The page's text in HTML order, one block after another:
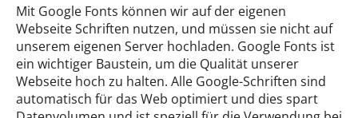
Mit Google Fonts können wir auf der eigenen
Webseite Schriften nutzen, und müssen sie nicht auf
unserem eigenen Server hochladen. Google Fonts ist
ein wichtiger Baustein, um die Qualität unserer
Webseite hoch zu halten. Alle Google-Schriften sind
automatisch für das Web optimiert und dies spart